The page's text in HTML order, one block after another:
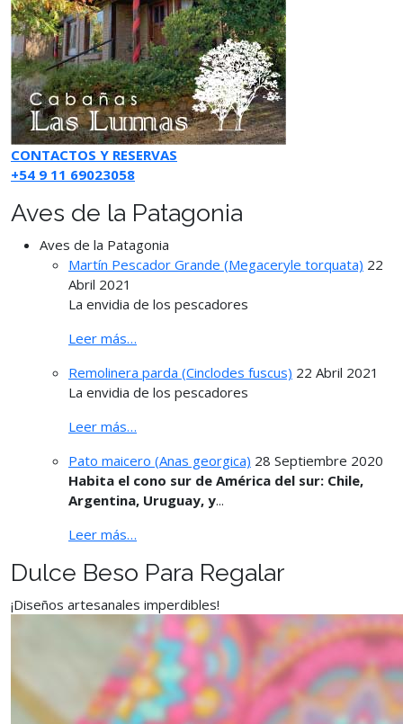
CONTACTOS Y RESERVAS
+54 9 11 69023058
Aves de la Patagonia
Aves de la Patagonia
Martín Pescador Grande (Megaceryle torquata) 22
Abril 2021
La envidia de los pescadores
Leer más…
Remolinera parda (Cinclodes fuscus) 22 Abril 2021
La envidia de los pescadores
Leer más…
Pato maicero (Anas georgica) 28 Septiembre 2020
Habita el cono sur de América del sur: Chile,
Argentina, Uruguay, y...
Leer más…
Dulce Beso Para Regalar
¡Diseños artesanales imperdibles!